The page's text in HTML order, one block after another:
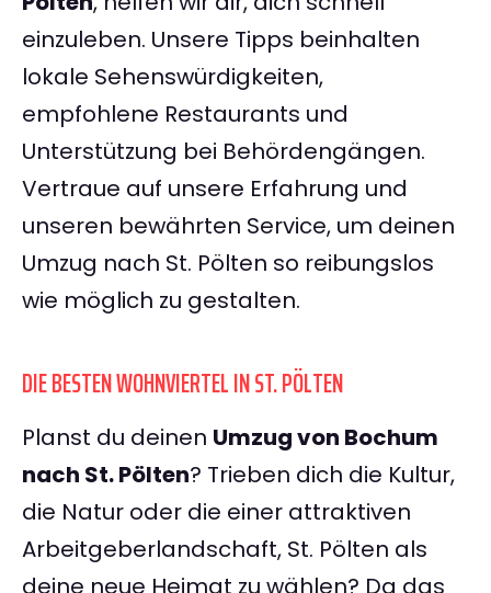
einzuleben. Unsere Tipps beinhalten
lokale Sehenswürdigkeiten,
empfohlene Restaurants und
Unterstützung bei Behördengängen.
Vertraue auf unsere Erfahrung und
unseren bewährten Service, um deinen
Umzug nach St. Pölten so reibungslos
wie möglich zu gestalten.
DIE BESTEN WOHNVIERTEL IN ST. PÖLTEN
Planst du deinen Umzug von Bochum
nach St. Pölten? Trieben dich die Kultur,
die Natur oder die einer attraktiven
Arbeitgeberlandschaft, St. Pölten als